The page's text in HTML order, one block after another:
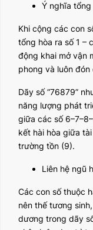
Ý nghĩa tổng
Khi cộng các con
tổng hòa ra số 1 –
động khai mở vận
phong và luôn
Dãy số “76879”
năng lượng phát
giữa các số
kết hài hòa giữa
trường tồn (9).
Liên hệ ngũ
Các con số thuộc
nên thế tương
dương trong dãy